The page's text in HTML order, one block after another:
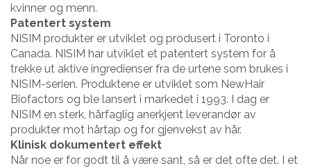
kvinner og menn.
Patentert system
NISIM produkter er utviklet og produsert i Toronto i
Canada. NISIM har utviklet et patentert system for å
trekke ut aktive ingredienser fra de urtene som brukes i
NISIM-serien. Produktene er utviklet som NewHair
Biofactors og ble lansert i markedet i 1993. I dag er
NISIM en sterk, hårfaglig anerkjent leverandør av
produkter mot hårtap og for gjenvekst av hår.
Klinisk dokumentert effekt
Når noe er for godt til å være sant, så er det ofte det. I et